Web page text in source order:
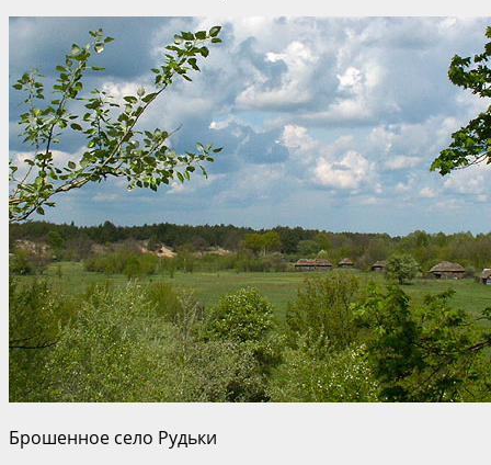
Брошенное село Рудьки